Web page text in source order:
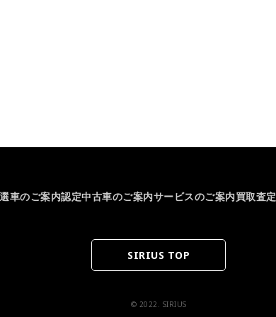
車のご案内認定中古車のご案内サービスのご案内買取査定
SIRIUS TOP
© 2022. SIRIUS